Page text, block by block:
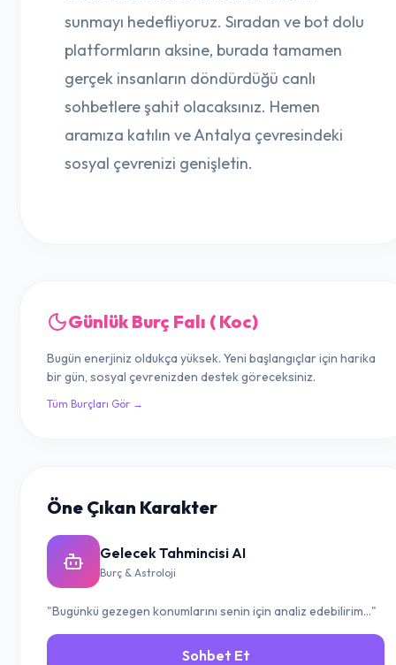
sunmayı hedefliyoruz. Sıradan ve bot dolu
platformların aksine, burada tamamen
gerçek insanların döndürdüğü canlı
sohbetlere şahit olacaksınız. Hemen
aramıza katılın ve Antalya çevresindeki
sosyal çevrenizi genişletin.
Günlük Burç Falı ( Koc)
Bugün enerjiniz oldukça yüksek. Yeni başlangıçlar için harika
bir gün, sosyal çevrenizden destek göreceksiniz.
Tüm Burçları Gör →
Öne Çıkan Karakter
Gelecek Tahmincisi AI
Burç & Astroloji
"Bugünkü gezegen konumlarını senin için analiz edebilirim..."
Sohbet Et